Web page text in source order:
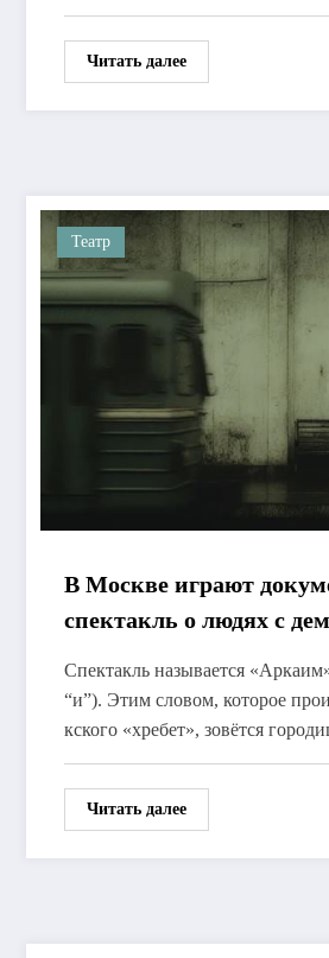
Читать далее
Театр
В Москве играют
спектакль о людях с
Спектакль называется
“и”). Этим словом, которое
кского «хребет», зовётся
Читать далее